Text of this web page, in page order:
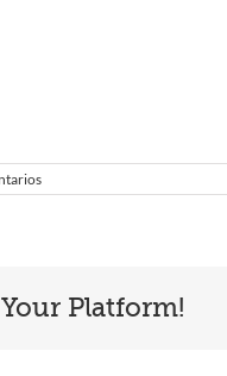
Platform!